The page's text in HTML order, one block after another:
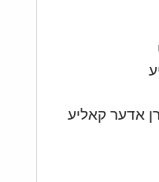
אדער קאליע